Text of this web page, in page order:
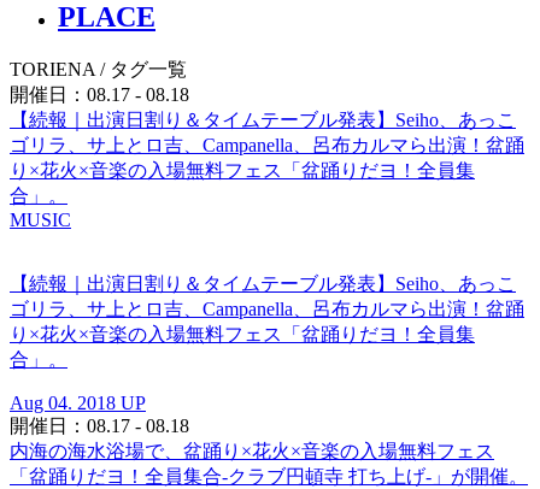
PLACE
TORIENA / タグ一覧
開催日：08.17 - 08.18
【続報｜出演日割り＆タイムテーブル発表】Seiho、あっこ
ゴリラ、サ上とロ吉、Campanella、呂布カルマら出演！盆踊
り×花火×音楽の入場無料フェス「盆踊りだヨ！全員集
合」。
MUSIC
【続報｜出演日割り＆タイムテーブル発表】Seiho、あっこ
ゴリラ、サ上とロ吉、Campanella、呂布カルマら出演！盆踊
り×花火×音楽の入場無料フェス「盆踊りだヨ！全員集
合」。
Aug 04. 2018 UP
開催日：08.17 - 08.18
内海の海水浴場で、盆踊り×花火×音楽の入場無料フェス
「盆踊りだヨ！全員集合-クラブ円頓寺 打ち上げ-」が開催。